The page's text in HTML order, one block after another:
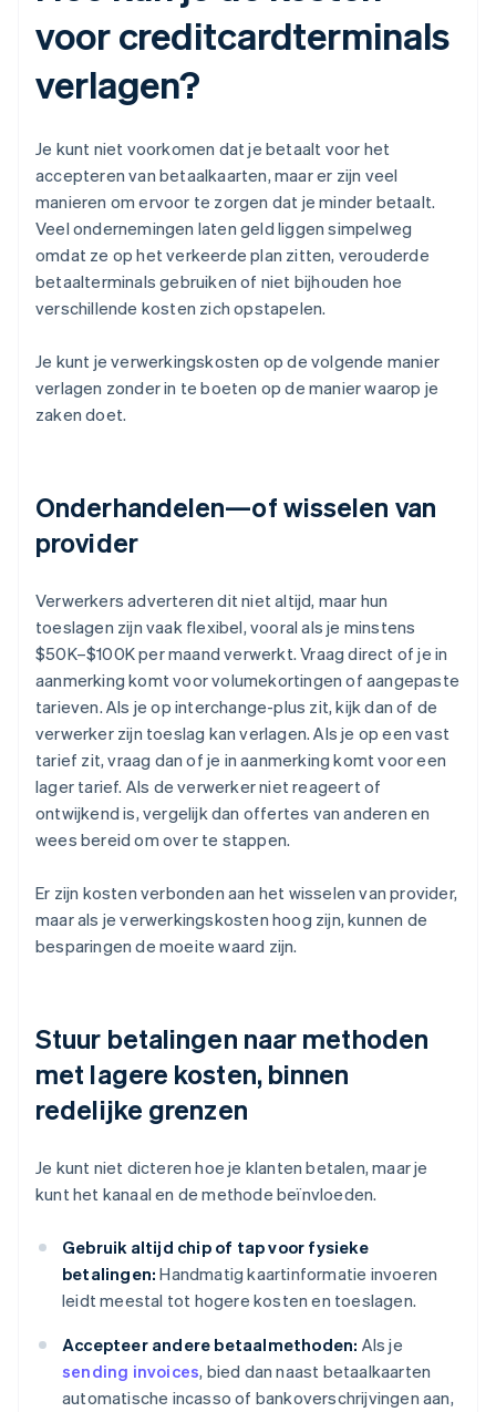
voor creditcardterminals
verlagen?
Je kunt niet voorkomen dat je betaalt voor het
accepteren van betaalkaarten, maar er zijn veel
manieren om ervoor te zorgen dat je minder betaalt.
Veel ondernemingen laten geld liggen simpelweg
omdat ze op het verkeerde plan zitten, verouderde
betaalterminals gebruiken of niet bijhouden hoe
verschillende kosten zich opstapelen.
Je kunt je verwerkingskosten op de volgende manier
verlagen zonder in te boeten op de manier waarop je
zaken doet.
Onderhandelen—of wisselen van
provider
Verwerkers adverteren dit niet altijd, maar hun
toeslagen zijn vaak flexibel, vooral als je minstens
$50K–$100K per maand verwerkt. Vraag direct of je in
aanmerking komt voor volumekortingen of aangepaste
tarieven. Als je op interchange-plus zit, kijk dan of de
verwerker zijn toeslag kan verlagen. Als je op een vast
tarief zit, vraag dan of je in aanmerking komt voor een
lager tarief. Als de verwerker niet reageert of
ontwijkend is, vergelijk dan offertes van anderen en
wees bereid om over te stappen.
Er zijn kosten verbonden aan het wisselen van provider,
maar als je verwerkingskosten hoog zijn, kunnen de
besparingen de moeite waard zijn.
Stuur betalingen naar methoden
met lagere kosten, binnen
redelijke grenzen
Je kunt niet dicteren hoe je klanten betalen, maar je
kunt het kanaal en de methode beïnvloeden.
Gebruik altijd chip of tap voor fysieke
betalingen: Handmatig kaartinformatie invoeren
leidt meestal tot hogere kosten en toeslagen.
Accepteer andere betaalmethoden: Als je
sending invoices, bied dan naast betaalkaarten
automatische incasso of bankoverschrijvingen aan,